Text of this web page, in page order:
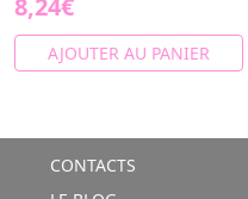
8,24€
AJOUTER AU PANIER
CONTACTS